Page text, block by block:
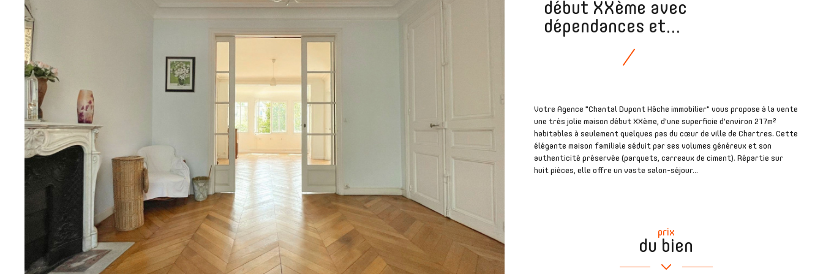
début XXème avec
dépendances et...
Votre Agence "Chantal Dupont Hâche immobilier" vous propose à la vente
une très jolie maison début XXème, d'une superficie d'environ 217m²
habitables à seulement quelques pas du cœur de ville de Chartres. Cette
élégante maison familiale séduit par ses volumes généreux et son
authenticité préservée (parquets, carreaux de ciment). Répartie sur
huit pièces, elle offre un vaste salon-séjour...
prix
du bien